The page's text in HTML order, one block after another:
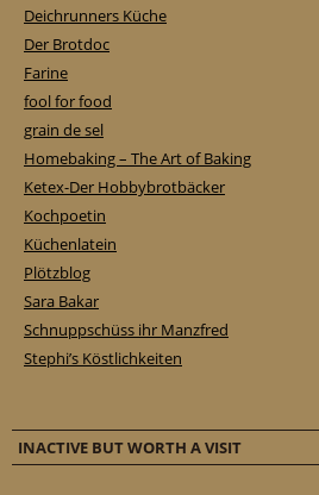
Deichrunners Küche
Der Brotdoc
Farine
fool for food
grain de sel
Homebaking – The Art of Baking
Ketex-Der Hobbybrotbäcker
Kochpoetin
Küchenlatein
Plötzblog
Sara Bakar
Schnuppschüss ihr Manzfred
Stephi’s Köstlichkeiten
INACTIVE BUT WORTH A VISIT